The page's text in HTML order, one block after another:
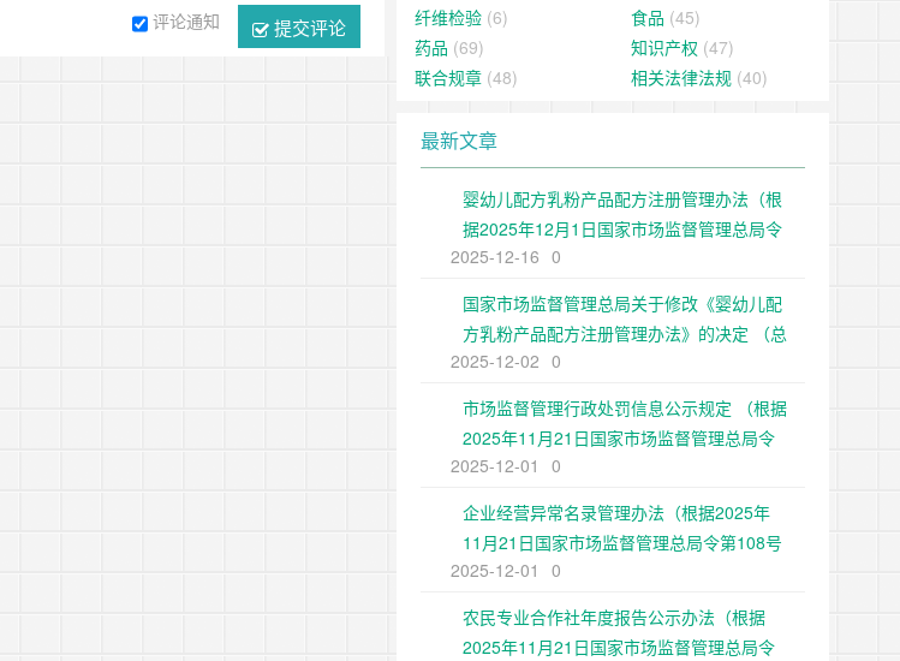
提交评论
评论通知
纤维检验 (6) 食品 (45)
药品 (69) 知识产权 (47)
联合规章 (48) 相关法律法规 (40)
最新文章
婴幼儿配方乳粉产品配方注册管理办法（根
据2025年12月1日国家市场监督管理总局令
第109号修正）
2025-12-16 0
国家市场监督管理总局关于修改《婴幼儿配
方乳粉产品配方注册管理办法》的决定 （总
局令第109号公布 自公布之日起施行）
2025-12-02 0
市场监督管理行政处罚信息公示规定 （根据
2025年11月21日国家市场监督管理总局令
第108号第二次修正）
2025-12-01
0
企业经营异常名录管理办法（根据2025年
11月21日国家市场监督管理总局令第108号
第二次修正）
2025-12-01
0
农民专业合作社年度报告公示办法（根据
2025年11月21日国家市场监督管理总局令